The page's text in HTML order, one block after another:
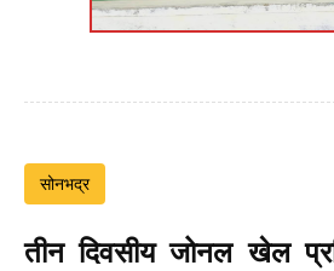
सोनभद्र
तीन दिवसीय जोनल खेल